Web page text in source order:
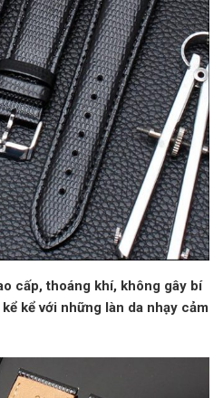
cấp, thoáng khí, không gây bí
kể với những làn da nhạy cảm